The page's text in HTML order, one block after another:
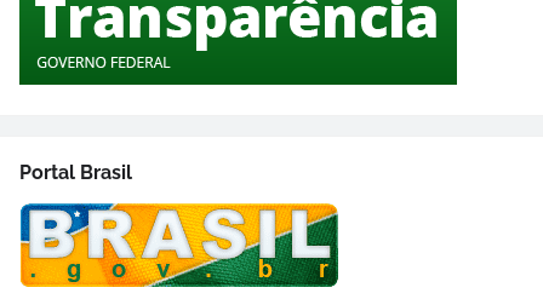
Portal Brasil